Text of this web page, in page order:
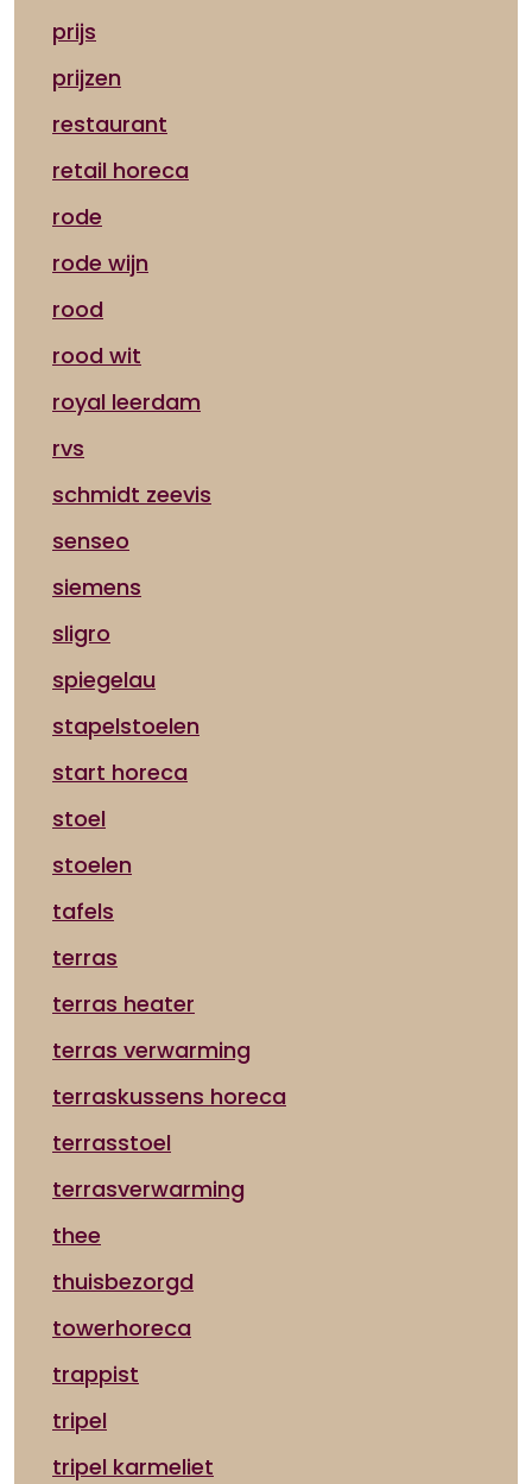
prijs
prijzen
restaurant
retail horeca
rode
rode wijn
rood
rood wit
royal leerdam
rvs
schmidt zeevis
senseo
siemens
sligro
spiegelau
stapelstoelen
start horeca
stoel
stoelen
tafels
terras
terras heater
terras verwarming
terraskussens horeca
terrasstoel
terrasverwarming
thee
thuisbezorgd
towerhoreca
trappist
tripel
tripel karmeliet